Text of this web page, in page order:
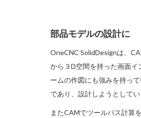
部品モデルの設計に
OneCNC SolidDesignは、
から３D空間を持った画面
ームの作図にも強みを持っ
であり、設計しようとして
またCAMでツールパス計算